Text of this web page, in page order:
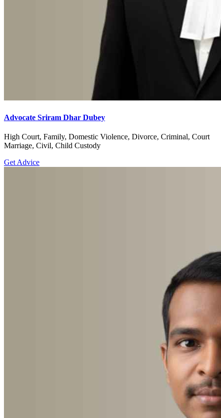
Advocate Sriram Dhar Dubey
High Court, Family, Domestic Violence, Divorce, Criminal, Court
Marriage, Civil, Child Custody
Get Advice